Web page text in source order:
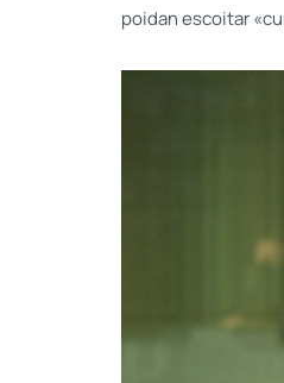
poidan escoitar